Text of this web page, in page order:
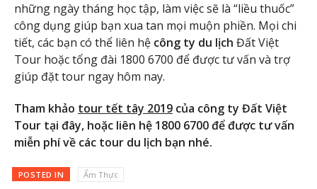
những ngày tháng học tập, làm việc sẽ là “liều thuốc”
công dụng giúp bạn xua tan mọi muộn phiền. Mọi chi
tiết, các bạn có thể liên hệ công ty du lịch Đất Việt
Tour hoặc tổng đài 1800 6700 để được tư vấn và trợ
giúp đặt tour ngay hôm nay.
Tham khảo tour tết tây 2019 của công ty Đất Việt
Tour tại đây, hoặc liên hệ 1800 6700 để được tư vấn
miễn phí về các tour du lịch bạn nhé.
POSTED IN Ẩm Thực